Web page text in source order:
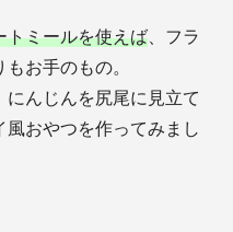
トミールを使えば 、フラ
お手のもの。
んじんを尻尾に見立て
おやつを作ってみまし